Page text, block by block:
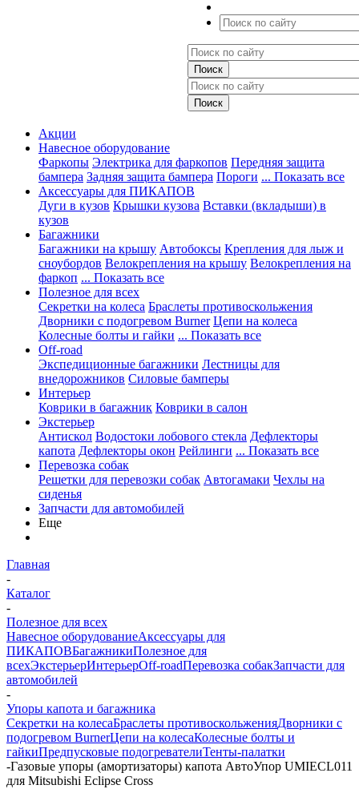
Акции
Навесное оборудование
Фаркопы Электрика для фаркопов Передняя защита
бампера Задняя защита бампера Пороги ... Показать все
Аксессуары для ПИКАПОВ
Дуги в кузов Крышки кузова Вставки (вкладыши) в
кузов
Багажники
Багажники на крышу Автобоксы Крепления для лыж и
сноубордов Велокрепления на крышу Велокрепления на
фаркоп ... Показать все
Полезное для всех
Секретки на колеса Браслеты противоскольжения
Дворники с подогревом Burner Цепи на колеса
Колесные болты и гайки ... Показать все
Off-road
Экспедиционные багажники Лестницы для
внедорожников Силовые бамперы
Интерьер
Коврики в багажник Коврики в салон
Экстерьер
Антискол Водостоки лобового стекла Дефлекторы
капота Дефлекторы окон Рейлинги ... Показать все
Перевозка собак
Решетки для перевозки собак Автогамаки Чехлы на
сиденья
Запчасти для автомобилей
Еще
Главная
-
Каталог
-
Полезное для всех
Навесное оборудованиеАксессуары для
ПИКАПОВБагажникиПолезное для
всехЭкстерьерИнтерьерOff-roadПеревозка собакЗапчасти для
автомобилей
-
Упоры капота и багажника
Секретки на колесаБраслеты противоскольженияДворники с
подогревом BurnerЦепи на колесаКолесные болты и
гайкиПредпусковые подогревателиТенты-палатки
-Газовые упоры (амортизаторы) капота АвтоУпор UMIECL011
для Mitsubishi Eclipse Cross